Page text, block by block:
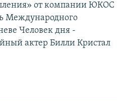
от компании ЮКОС
Международного
Человек дня -
актер Билли Кристал